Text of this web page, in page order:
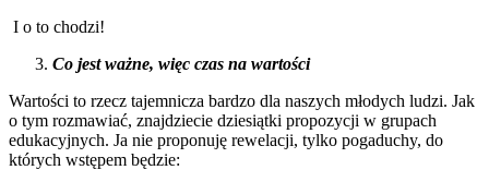
I o to chodzi!
Co jest ważne, więc czas na wartości
Wartości to rzecz tajemnicza bardzo dla naszych młodych ludzi. Jak
o tym rozmawiać, znajdziecie dziesiątki propozycji w grupach
edukacyjnych. Ja nie proponuję rewelacji, tylko pogaduchy, do
których wstępem będzie: